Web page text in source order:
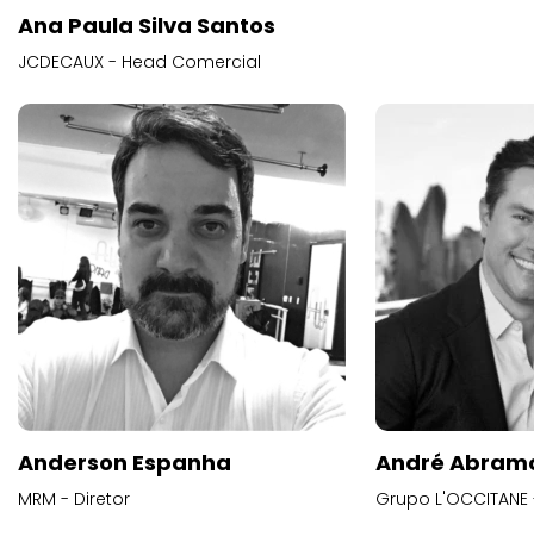
Ana Paula Silva Santos
JCDECAUX - Head Comercial
Anderson Espanha
MRM - Diretor
André
Grupo